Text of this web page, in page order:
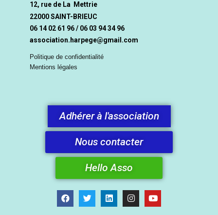
12, rue de La Mettrie
22000 SAINT-BRIEUC
06 14 02 61 96 / 06 03 94 34 96
association.harpege@gmail.com
Politique de confidentialité
Mentions légales
Adhérer à l'association
Nous contacter
Hello Asso